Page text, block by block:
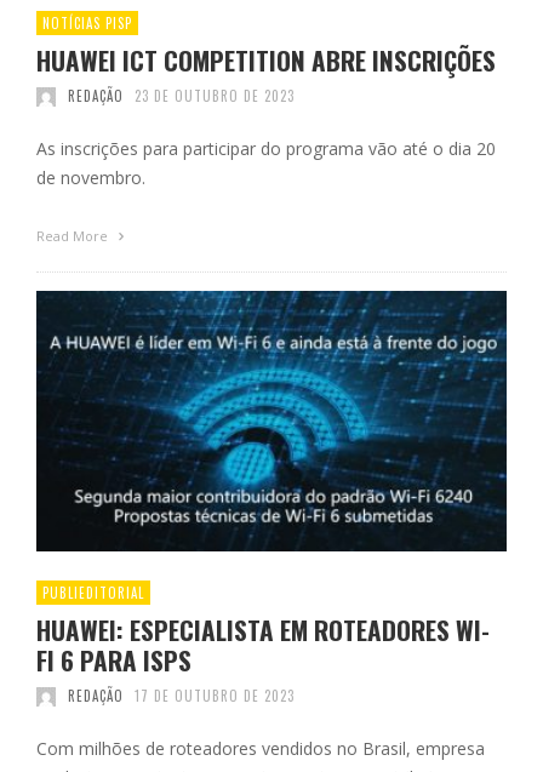
NOTÍCIAS PISP
HUAWEI ICT COMPETITION ABRE INSCRIÇÕES
REDAÇÃO 23 DE OUTUBRO DE 2023
As inscrições para participar do programa vão até o dia 20
de novembro.
Read More
PUBLIEDITORIAL
HUAWEI: ESPECIALISTA EM ROTEADORES WI-
FI 6 PARA ISPS
REDAÇÃO 17 DE OUTUBRO DE 2023
Com milhões de roteadores vendidos no Brasil, empresa